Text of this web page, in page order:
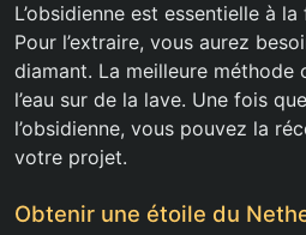
L’obsidienne est essentielle à
Pour l’extraire, vous aurez
diamant. La meilleure méthode
l’eau sur de la lave. Une fois
l’obsidienne, vous pouvez la
votre projet.
Obtenir une étoile du